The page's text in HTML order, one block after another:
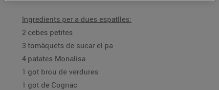
Ingredients per a dues espatlles:
2 cebes petites
3 tomàquets de sucar el pa
4 patates Monalisa
1 got brou de verdures
1 got de Cognac